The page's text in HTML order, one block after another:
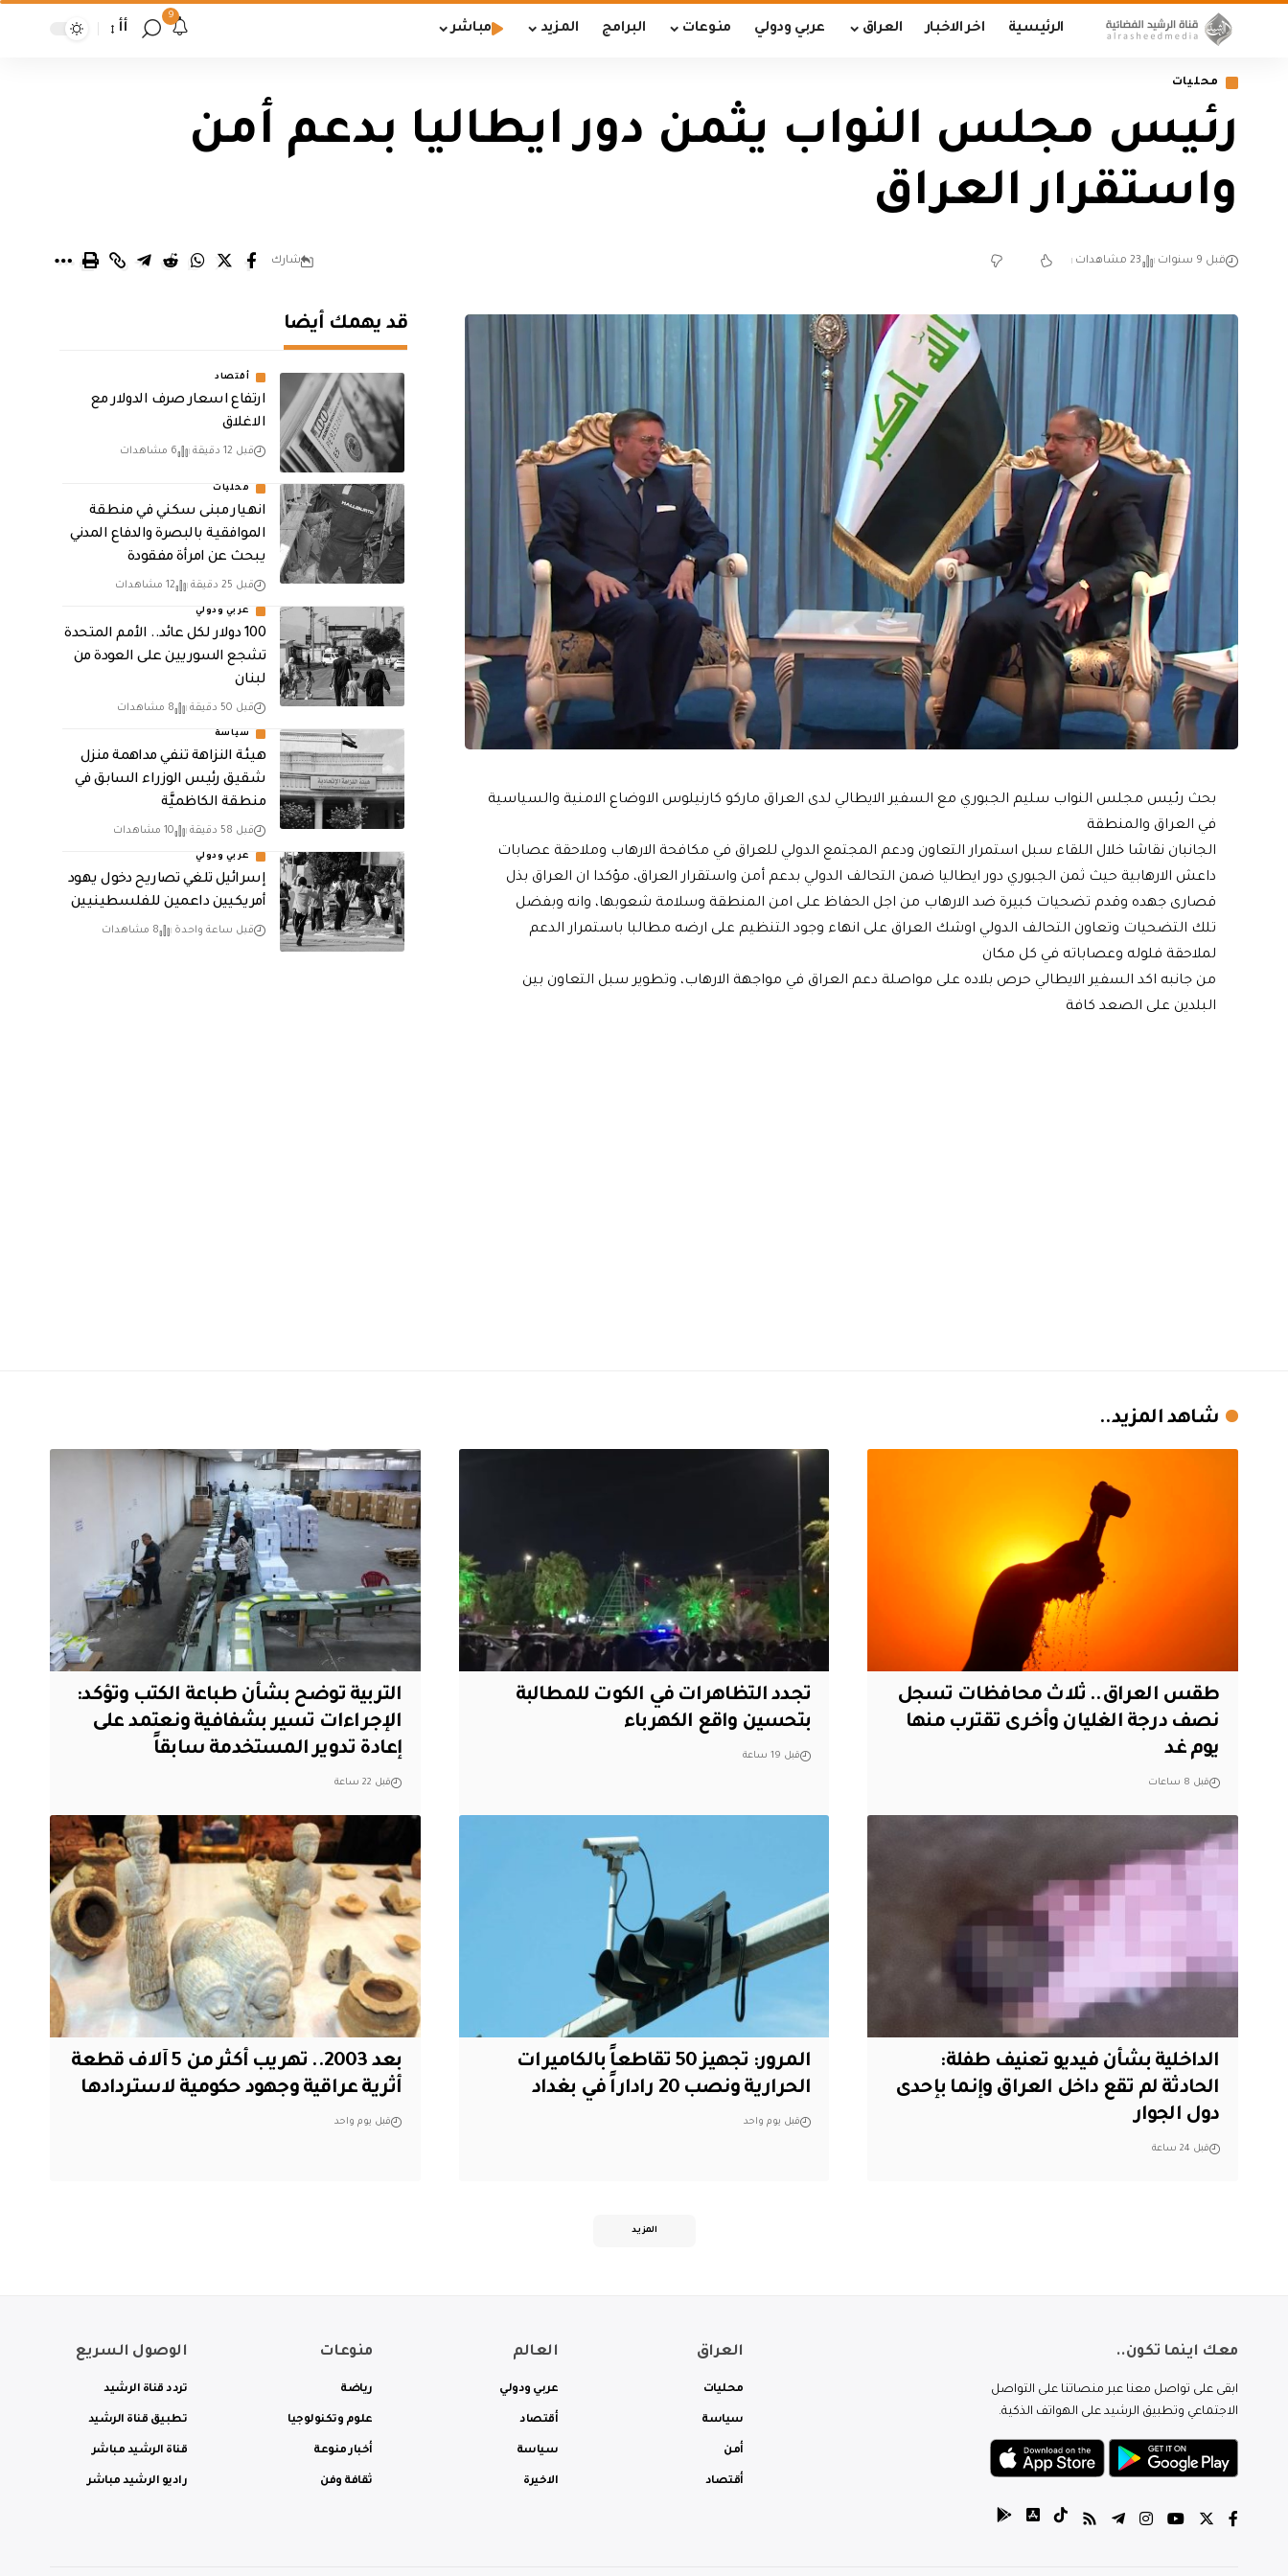
الرئيسية اخر الاخبار العراق عربي ودولي منوعات البرامج المزيد مباشر
9
أأ
محليات
رئيس مجلس النواب يثمن دور ايطاليا بدعم أمن
واستقرار العراق
قبل 9 سنوات 23 مشاهدات شارك
بحث رئيس مجلس النواب سليم الجبوري مع السفير الايطالي لدى العراق ماركو كارنيلوس الاوضاع الامنية والسياسية
في العراق والمنطقة
الجانبان نقاشا خلال اللقاء سبل استمرار التعاون ودعم المجتمع الدولي للعراق في مكافحة الارهاب وملاحقة عصابات
داعش الارهابية حيث ثمن الجبوري دور ايطاليا ضمن التحالف الدولي بدعم أمن واستقرار العراق، مؤكدا ان العراق بذل
قصارى جهده وقدم تضحيات كبيرة ضد الارهاب من اجل الحفاظ على امن المنطقة وسلامة شعوبها، وانه وبفضل
تلك التضحيات وتعاون التحالف الدولي اوشك العراق على انهاء وجود التنظيم على ارضه مطالبا باستمرار الدعم
لملاحقة فلوله وعصاباته في كل مكان
من جانبه اكد السفير الايطالي حرص بلاده على مواصلة دعم العراق في مواجهة الارهاب، وتطوير سبل التعاون بين
البلدين على الصعد كافة
قد يهمك أيضا
أقتصاد
ارتفاع اسعار صرف الدولار مع
الاغلاق
قبل 12 دقيقة 6 مشاهدات
محليات
انهيار مبنى سكني في منطقة
الموافقية بالبصرة والدفاع المدني
يبحث عن امرأة مفقودة
قبل 25 دقيقة 12 مشاهدات
عربي ودولي
100 دولار لكل عائد.. الأمم المتحدة
تشجع السوريين على العودة من
لبنان
قبل 50 دقيقة 8 مشاهدات
سياسة
هيئة النزاهة تنفي مداهمة منزل
شقيق رئيس الوزراء السابق في
منطقة الكاظميَّة
قبل 58 دقيقة 10 مشاهدات
عربي ودولي
إسرائيل تلغي تصاريح دخول يهود
أمريكيين داعمين للفلسطينيين
قبل ساعة واحدة 8 مشاهدات
شاهد المزيد..
طقس العراق.. ثلاث محافظات تسجل
نصف درجة الغليان وأخرى تقترب منها
يوم غد
قبل 8 ساعات
تجدد التظاهرات في الكوت للمطالبة
بتحسين واقع الكهرباء
قبل 19 ساعة
التربية توضح بشأن طباعة الكتب وتؤكد:
الإجراءات تسير بشفافية ونعتمد على
إعادة تدوير المستخدمة سابقاً
قبل 22 ساعة
الداخلية بشأن فيديو تعنيف طفلة:
الحادثة لم تقع داخل العراق وإنما بإحدى
دول الجوار
قبل 24 ساعة
المرور: تجهيز 50 تقاطعاً بالكاميرات
الحرارية ونصب 20 راداراً في بغداد
قبل يوم واحد
بعد 2003.. تهريب أكثر من 5 آلاف قطعة
أثرية عراقية وجهود حكومية لاستردادها
قبل يوم واحد
المزيد
معك اينما تكون..
ابقى على تواصل معنا عبر منصاتنا على التواصل
الاجتماعي وتطبيق الرشيد على الهواتف الذكية.
العراق
محليات
سياسة
أمن
أقتصاد
العالم
عربي ودولي
أقتصاد
سياسة
الاخيرة
منوعات
رياضة
علوم وتكنولوجيا
أخبار منوعة
ثقافة وفن
الوصول السريع
تردد قناة الرشيد
تطبيق قناة الرشيد
قناة الرشيد مباشر
راديو الرشيد مباشر